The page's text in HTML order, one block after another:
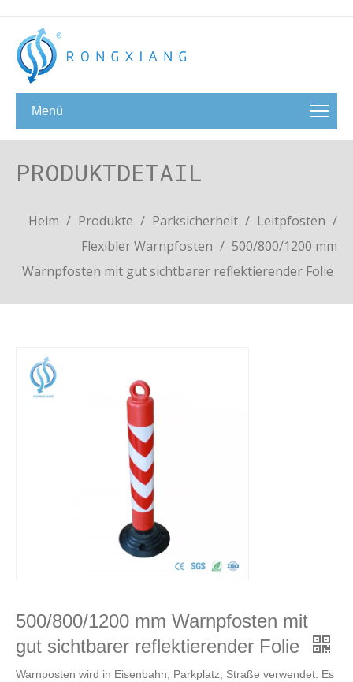
Menü
PRODUKTDETAIL
Heim / Produkte / Parksicherheit / Leitpfosten /
Flexibler Warnpfosten / 500/800/1200 mm
Warnpfosten mit gut sichtbarer reflektierender Folie
500/800/1200 mm Warnpfosten mit
gut sichtbarer reflektierender Folie
Warnposten wird in Eisenbahn, Parkplatz, Straße verwendet. Es